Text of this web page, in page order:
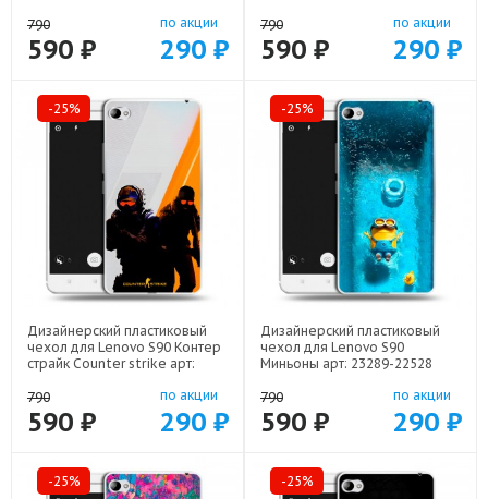
790
590 ₽
по акции
290 ₽
790
590 ₽
по акции
290 ₽
-25%
Дизайнерский пластиковый
чехол для Lenovo S90 Контер
страйк Counter strike арт:
790
590 ₽
по акции
290 ₽
-25%
Дизайнерский пластиковый
чехол для Lenovo S90
Миньоны арт: 23289-22528
790
590 ₽
по акции
290 ₽
-25% -25%